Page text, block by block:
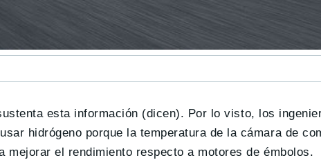
esta información (dicen). Por lo visto, los
hidrógeno porque la temperatura de la cámara de
mejorar el rendimiento respecto a motores de émbolos.